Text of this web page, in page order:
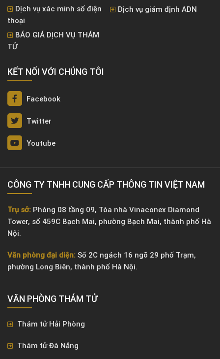
Dịch vụ xác minh số điện
thoại
Dịch vụ giám định ADN
BÁO GIÁ DỊCH VỤ THÁM
TỬ
KẾT NỐI VỚI CHÚNG TÔI
Facebook
Twitter
Youtube
CÔNG TY TNHH CUNG CẤP THÔNG TIN VIỆT NAM
Trụ sở: Phòng 08 tầng 09, Tòa nhà Vinaconex Diamond
Tower, số 459C Bạch Mai, phường Bạch Mai, thành phố Hà
Nội.
Văn phòng đại diện: Số 2C ngách 16 ngõ 29 phố Trạm,
phường Long Biên, thành phố Hà Nội.
VĂN PHÒNG ​THÁM TỬ
Thám tử Hải Phòng
Thám tử Đà Nẵng